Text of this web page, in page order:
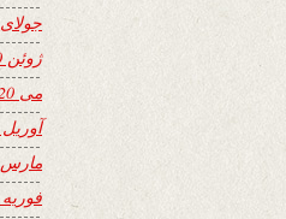
جولای 2020
ژوئن 2020
می 2020
آوریل 2020
مارس 2020
فوریه 2020